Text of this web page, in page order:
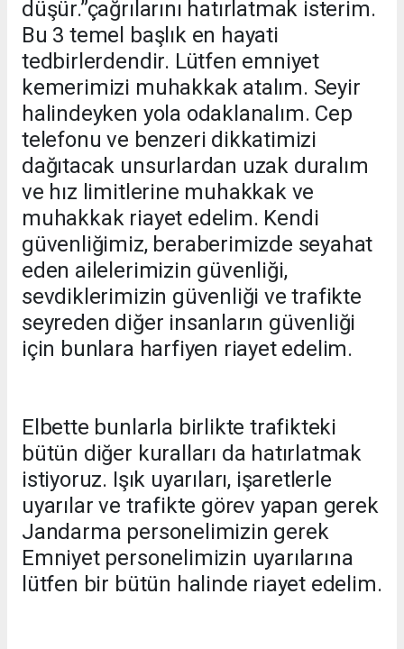
düşür.”çağrılarını hatırlatmak isterim.
Bu 3 temel başlık en hayati
tedbirlerdendir. Lütfen emniyet
kemerimizi muhakkak atalım. Seyir
halindeyken yola odaklanalım. Cep
telefonu ve benzeri dikkatimizi
dağıtacak unsurlardan uzak duralım
ve hız limitlerine muhakkak ve
muhakkak riayet edelim. Kendi
güvenliğimiz, beraberimizde seyahat
eden ailelerimizin güvenliği,
sevdiklerimizin güvenliği ve trafikte
seyreden diğer insanların güvenliği
için bunlara harfiyen riayet edelim.
Elbette bunlarla birlikte trafikteki
bütün diğer kuralları da hatırlatmak
istiyoruz. Işık uyarıları, işaretlerle
uyarılar ve trafikte görev yapan gerek
Jandarma personelimizin gerek
Emniyet personelimizin uyarılarına
lütfen bir bütün halinde riayet edelim.